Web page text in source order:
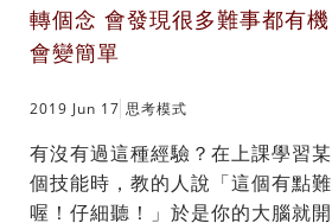
轉個念 會發現很多難事都有機
會變簡單
2019 Jun 17 思考模式
有沒有過這種經驗？在上課學習某
個技能時，教的人說「這個有點難
喔！仔細聽！」於是你的大腦就開